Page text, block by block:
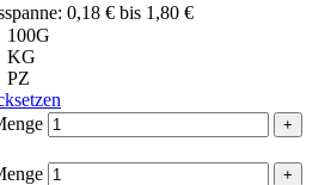
0,18 € bis 1,80 €
100G
KG
PZ